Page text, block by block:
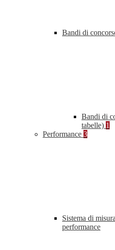
Bandi di
Bandi di
tabelle) 1
Performance 3
Sistema di
performance